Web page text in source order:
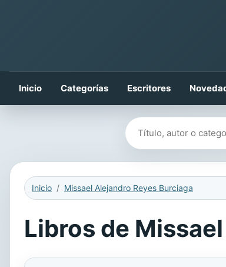
Inicio Categorías Escritores
Buscar libros
Inicio Missael Alejandro Reyes Burciaga
Libros de